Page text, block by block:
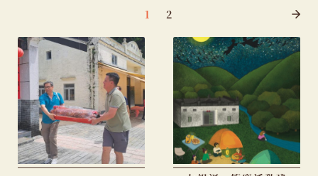
事
導
覽
列
1 2